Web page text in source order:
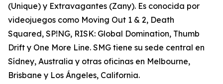
(Unique) y Extravagantes (Zany). Es conocida por
videojuegos como Moving Out 1 & 2, Death
Squared, SP!NG, RISK: Global Domination, Thumb
Drift y One More Line. SMG tiene su sede central en
Sídney, Australia y otras oficinas en Melbourne,
Brisbane y Los Ángeles, California.